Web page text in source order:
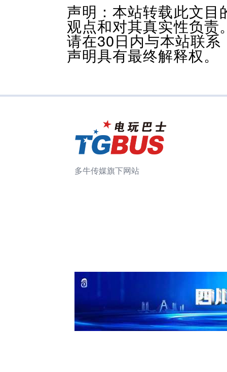
声明：本站转载此文
观点和对其真实性负
请在30日内与本站联
声明具有最终解释权。
多牛传媒旗下网站